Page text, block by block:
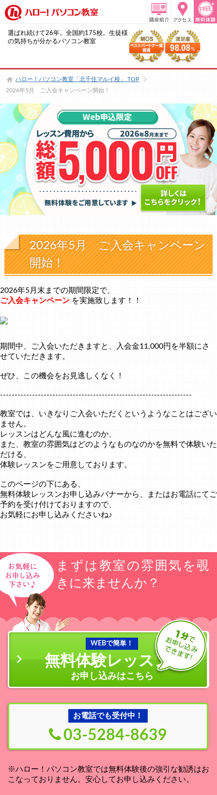
選ばれ続けて26年。全国約175校。生徒様
の気持ちが分かるパソコン教室
ハロー！パソコン教室「北千住マルイ校」
TOP
2026年5月 ご入会キャンペーン開始！
2026年5月 ご入会キャンペーン
開始！
2026年5月末までの期間限定で、
ご入会キャンペーン を実施致します！！
期間中、ご入会いただきますと、入会金11,000円を半額にさ
せていただきます。
ぜひ、この機会をお見逃しくなく！
------------------------------------------------------------------
教室では、いきなりご入会いただくというようなことはござい
ません。
レッスンはどんな風に進むのか、
また、教室の雰囲気はどのようなものなのかを無料で体験いた
だける、
体験レッスンをご用意しております。
このページの下にある、
無料体験レッスンお申し込みバナーから、またはお電話にてご
予約を受け付けておりますので、
お気軽にお申し込みくださいね♪
まずは教室の雰囲気を覗
きに来ませんか？
WEBで簡単！
無料体験レッスン
お申し込みはこちら
お電話でも受付中！
03-5284-8639
※ハロー！パソコン教室では無料体験後の強引な勧誘はお
こなっておりません。安心してお申し込みください。